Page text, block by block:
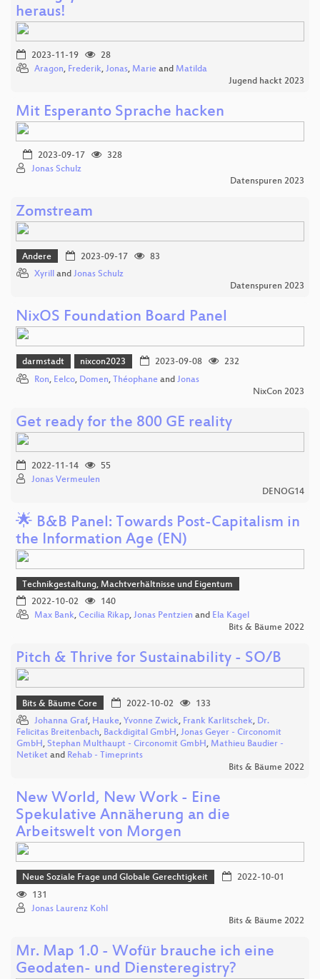
heraus!
2023-11-19
28
Aragon, Frederik, Jonas, Marie and Matilda
Jugend hackt 2023
Mit Esperanto Sprache hacken
2023-09-17
328
Jonas Schulz
Datenspuren 2023
Zomstream
Andere 2023-09-17
83
Xyrill and Jonas Schulz
Datenspuren 2023
NixOS Foundation Board Panel
darmstadt nixcon2023 2023-09-08
232
Ron, Eelco, Domen, Théophane and Jonas
NixCon 2023
Get ready for the 800 GE reality
2022-11-14
55
Jonas Vermeulen
DENOG14
🌟 B&B Panel: Towards Post-Capitalism in
the Information Age (EN)
Technikgestaltung, Machtverhältnisse und Eigentum
2022-10-02
140
Max Bank, Cecilia Rikap, Jonas Pentzien and Ela Kagel
Bits & Bäume 2022
Pitch & Thrive for Sustainability - SO/B
Bits & Bäume Core 2022-10-02
133
Johanna Graf, Hauke, Yvonne Zwick, Frank Karlitschek, Dr.
Felicitas Breitenbach, Backdigital GmbH, Jonas Geyer - Circonomit
GmbH, Stephan Multhaupt - Circonomit GmbH, Mathieu Baudier -
Netiket and Rehab - Timeprints
Bits & Bäume 2022
New World, New Work - Eine
Spekulative Annäherung an die
Arbeitswelt von Morgen
Neue Soziale Frage und Globale Gerechtigkeit
2022-10-01
131
Jonas Laurenz Kohl
Bits & Bäume 2022
Mr. Map 1.0 - Wofür brauche ich eine
Geodaten- und Diensteregistry?